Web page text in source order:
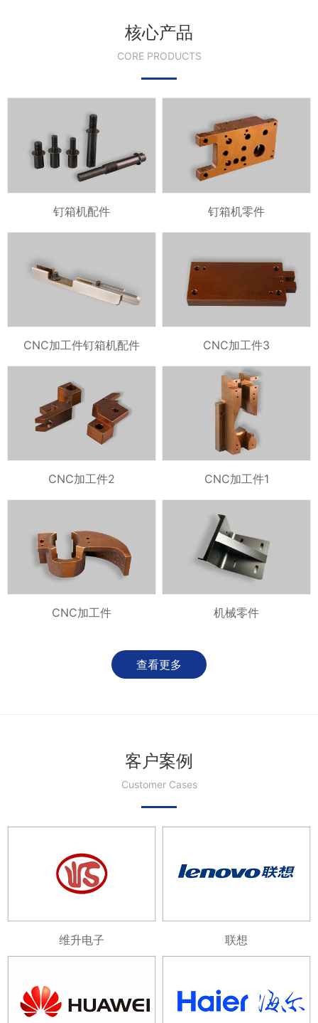
核心产品
CORE PRODUCTS
钉箱机配件 钉箱机零件
CNC加工件钉箱机配件 CNC加工件3
CNC加工件2 CNC加工件1
CNC加工件 机械零件
查看更多
客户案例
Customer Cases
维升电子 联想